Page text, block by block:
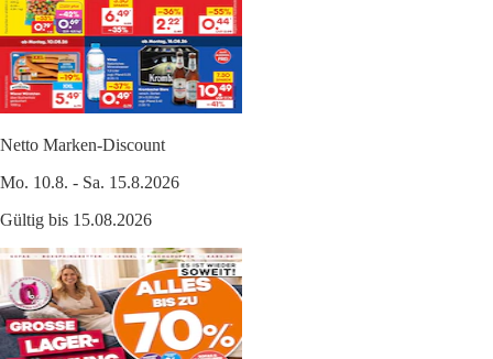
Netto Marken-Discount
Mo. 10.8. - Sa. 15.8.2026
Gültig bis 15.08.2026